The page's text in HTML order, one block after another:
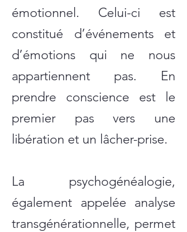
émotionnel. Celui-ci est
constitué d’événements et
d’émotions qui ne nous
appartiennent pas. En
prendre conscience est le
premier pas vers une
libération et un lâcher-prise.
La psychogénéalogie,
également appelée analyse
transgénérationnelle, permet